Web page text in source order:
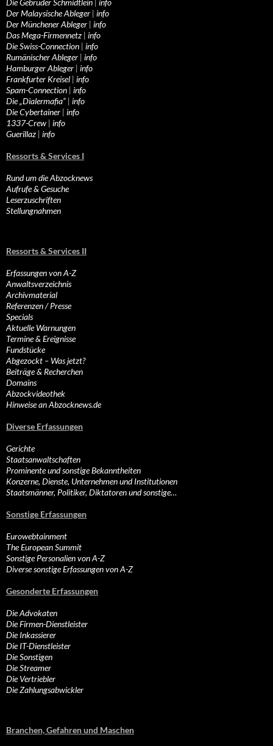
Die Gebrüder Schmidtlein info
Der Malaysische Ableger | info
Der Münchener Ableger | info
Das Mega-Firmennetz | info
Die Swiss-Connection | info
Rumänischer Ableger | info
Hamburger Ableger | info
Frankfurter Kreisel | info
Spam-Connection | info
Die „Dialermafia“ | info
Die Cybertainer | info
1337-Crew | info
Guerillaz | info
Ressorts & Services I
Rund um die Abzocknews
Aufrufe & Gesuche
Leserzuschriften
Stellungnahmen
Ressorts & Services II
Erfassungen von A-Z
Anwaltsverzeichnis
Archivmaterial
Referenzen / Presse
Specials
Aktuelle Warnungen
Termine & Ereignisse
Fundstücke
Abgezockt – Was jetzt?
Beiträge & Recherchen
Domains
Abzockvideothek
Hinweise an Abzocknews.de
Diverse Erfassungen
Gerichte
Staatsanwaltschaften
Prominente und sonstige Bekanntheiten
Konzerne, Dienste, Unternehmen und Institutionen
Staatsmänner, Politiker, Diktatoren und sonstige…
Sonstige Erfassungen
Eurowebtainment
The European Summit
Sonstige Personalien von A-Z
Diverse sonstige Erfassungen von A-Z
Gesonderte Erfassungen
Die Advokaten
Die Firmen-Dienstleister
Die Inkassierer
Die IT-Dienstleister
Die Sonstigen
Die Streamer
Die Vertriebler
Die Zahlungsabwickler
Branchen, Gefahren und Maschen